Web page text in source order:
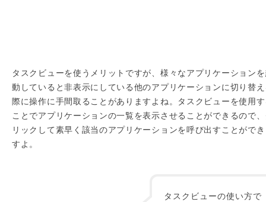
タスクビューを使うメリットですが、様々なアプリケーション
動していると非表示にしている他のアプリケーションに切り替
際に操作に手間取ることがありますよね。タスクビューを使用
ことでアプリケーションの一覧を表示させることができるので
リックして素早く該当のアプリケーションを呼び出すことがで
すよ。
タスクビューの使い方で